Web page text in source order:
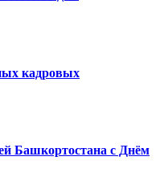
кадровых
Башкортостана с Днём